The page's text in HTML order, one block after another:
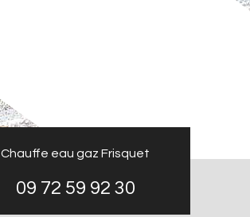
Chauffe eau gaz Frisquet
09 72 59 92 30